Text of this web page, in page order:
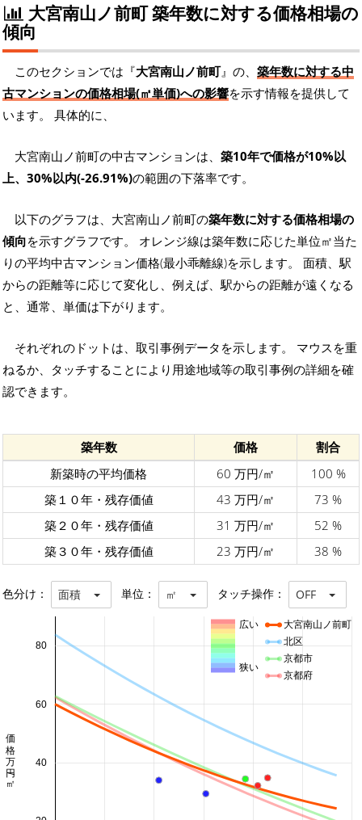
大宮南山ノ前町 築年数に対する価格相場の
傾向
このセクションでは『大宮南山ノ前町』の、 築年数に対する中
古マンションの価格相場(㎡単価)への影響を示す情報を提供して
います。 具体的に、
大宮南山ノ前町の中古マンションは、 築10年で価格が10%以
上、30%以内(-26.91%)の範囲の下落率です。
以下のグラフは、大宮南山ノ前町の築年数に対する価格相場の
傾向を示すグラフです。 オレンジ線は築年数に応じた単位㎡当た
りの平均中古マンション価格(最小乖離線)を示します。 面積、駅
からの距離等に応じて変化し、例えば、駅からの距離が遠くなる
と、通常、単価は下がります。
それぞれのドットは、取引事例データを示します。 マウスを重
ねるか、タッチすることにより用途地域等の取引事例の詳細を確
認できます。
築年数 価格
割合
新築時の平均価格
60 万円/㎡
100 %
築１０年・残存価値
43 万円/㎡
73 %
築２０年・残存価値
31 万円/㎡
52 %
築３０年・残存価値
23 万円/㎡ 38 %
色分け： 面積 単位： ㎡ タッチ操作： OFF
40
60
80
価格 万円/㎡
大宮南山ノ前町
北区
京都市
京都府
広い
狭い